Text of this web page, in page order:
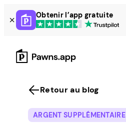
Skip
to
content
Obtenir l’app gratuite
Retour au blog
ARGENT SUPPLÉMENTAIRE